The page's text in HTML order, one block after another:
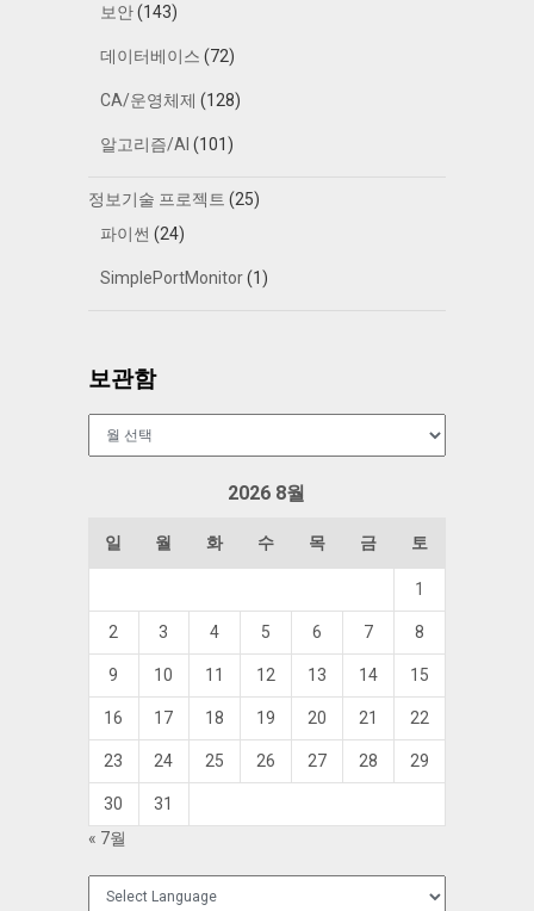
보안(143)
데이터베이스 (72)
CA/운영체제 (128)
알고리즘/AI (101)
정보기술 프로젝트 (25)
파이썬 (24)
SimplePortMonitor(1)
보관함
2026 8월
일 월 화 수 목 금 토
1
2 3 4 5 6 7 8
9 10 11 12 13 14 15
16 17 18 19 20 21 22
23 24 25 26 27 28 29
30
31
« 7월